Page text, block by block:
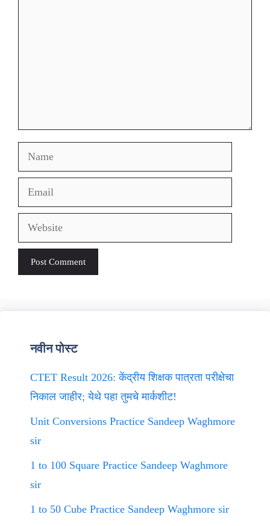
Name
Email
Website
नवीन पोस्ट
CTET Result 2026: केंद्रीय शिक्षक पात्रता परीक्षेचा
निकाल जाहीर; येथे पहा तुमचे मार्कशीट!
Unit Conversions Practice Sandeep Waghmore
sir
1 to 100 Square Practice Sandeep Waghmore
sir
1 to 50 Cube Practice Sandeep Waghmore sir